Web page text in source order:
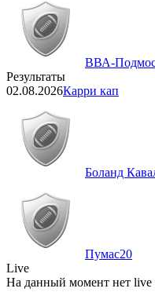
ВВА-
Результаты
02.08.2026Карри кап
Боланд
Пумас20
Live
На данный момент нет live